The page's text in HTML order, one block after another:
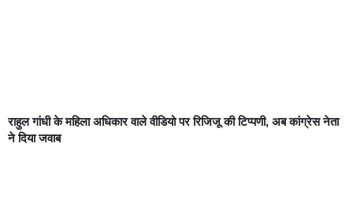
राहुल गांधी के महिला अधिकार वाले वीडियो पर रिजिजू की टिप्पणी, अब कांग्रेस नेता
ने दिया जवाब